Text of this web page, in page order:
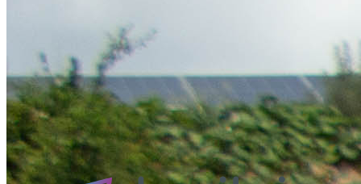
Inauguration du parc photovoltaïque des Roches Bleues
vendredi 3 juillet 2026
Le parc photovoltaïque des Roches Bleues à Belles-Fontaines a été
inauguré vendredi 3 juillet 2026, en présence de Jean-Luc BRULE,
2ème...
Toutes les actualités